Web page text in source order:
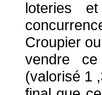
loteries
Croupier
vendre
(valorisé 1